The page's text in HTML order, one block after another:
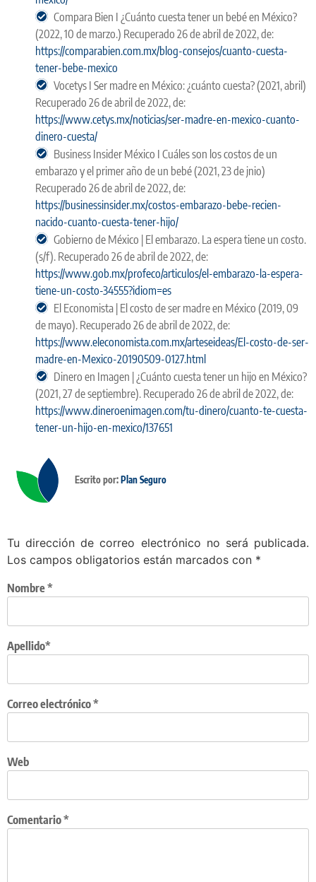
Compara Bien I ¿Cuánto cuesta tener un bebé en México?
(2022, 10 de marzo.) Recuperado 26 de abril de 2022, de:
https://comparabien.com.mx/blog-consejos/cuanto-cuesta-
tener-bebe-mexico
Vocetys I Ser madre en México: ¿cuánto cuesta? (2021, abril)
Recuperado 26 de abril de 2022, de:
https://www.cetys.mx/noticias/ser-madre-en-mexico-cuanto-
dinero-cuesta/
Business Insider México I Cuáles son los costos de un
embarazo y el primer año de un bebé (2021, 23 de jnio)
Recuperado 26 de abril de 2022, de:
https://businessinsider.mx/costos-embarazo-bebe-recien-
nacido-cuanto-cuesta-tener-hijo/
Gobierno de México | El embarazo. La espera tiene un costo.
(s/f). Recuperado 26 de abril de 2022, de:
https://www.gob.mx/profeco/articulos/el-embarazo-la-espera-
tiene-un-costo-34555?idiom=es
El Economista | El costo de ser madre en México (2019, 09
de mayo). Recuperado 26 de abril de 2022, de:
https://www.eleconomista.com.mx/arteseideas/El-costo-de-ser-
madre-en-Mexico-20190509-0127.html
Dinero en Imagen | ¿Cuánto cuesta tener un hijo en México?
(2021, 27 de septiembre). Recuperado 26 de abril de 2022, de:
https://www.dineroenimagen.com/tu-dinero/cuanto-te-cuesta-
tener-un-hijo-en-mexico/137651
Escrito por: Plan Seguro
Tu dirección de correo electrónico no será publicada.
Los campos obligatorios están marcados con *
Apellido*
Nombre*
Correo electrónico*
Web
Comentario*